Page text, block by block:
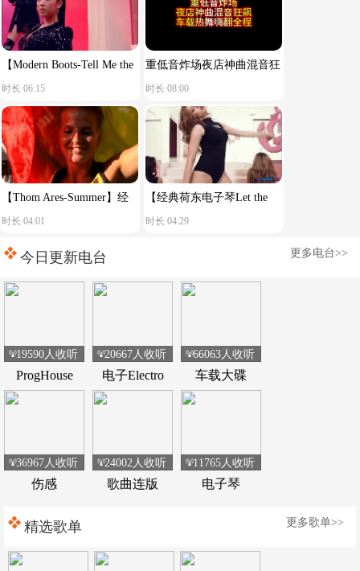
【Modern Boots-Tell Me the
Reason You Said Goodbye】
时长 06:15
重低音炸场夜店神曲混音狂
飙车载热舞嗨翻全程
时长 08:00
【Thom Ares-Summer】经
典荷东电音
时长 04:01
【经典荷东电子琴Let the
music play】舒服节奏
时长 04:29
今日更新电台 更多电台>>
ProgHouse
19590人收听
电子Electro
20667人收听
车载大碟
66063人收听
伤感
36967人收听
歌曲连版
24002人收听
电子琴
11765人收听
精选歌单 更多歌单>>